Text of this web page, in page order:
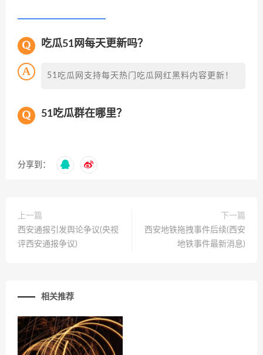
吃瓜51网每天更新吗？
51吃瓜网支持每天热门吃瓜网红黑料内容更新！
51吃瓜群在哪里？
分享到：
上一篇
西安通报引发舆论争议(央视
评西安通报争议)
下一篇
西安地铁拖拽事件后续(西安
地铁事件最新消息)
相关推荐